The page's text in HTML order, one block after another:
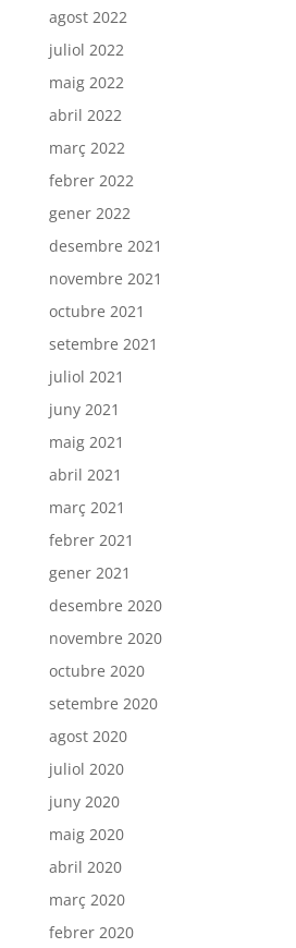
agost 2022
juliol 2022
maig 2022
abril 2022
març 2022
febrer 2022
gener 2022
desembre 2021
novembre 2021
octubre 2021
setembre 2021
juliol 2021
juny 2021
maig 2021
abril 2021
març 2021
febrer 2021
gener 2021
desembre 2020
novembre 2020
octubre 2020
setembre 2020
agost 2020
juliol 2020
juny 2020
maig 2020
abril 2020
març 2020
febrer 2020